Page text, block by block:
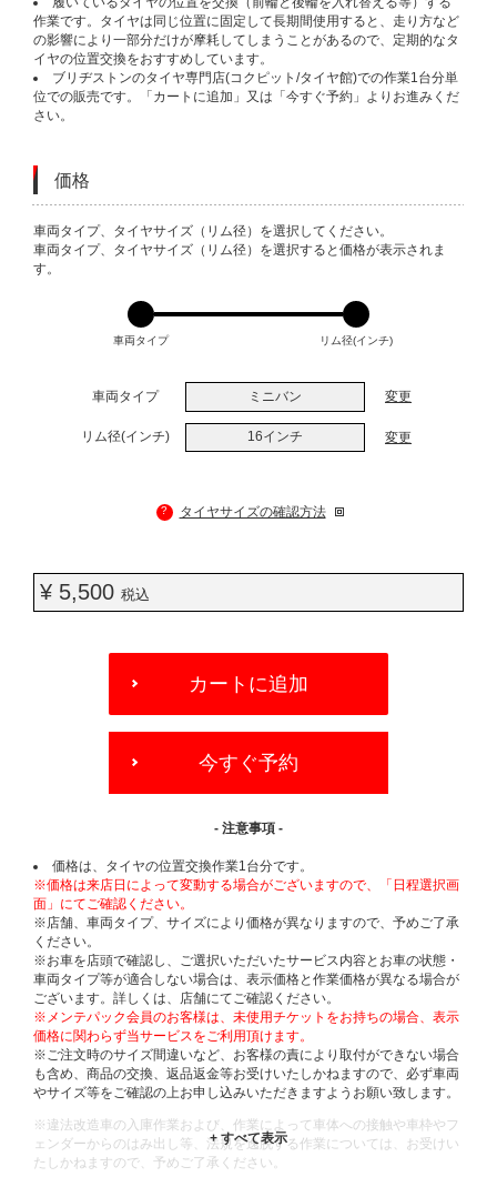
作業です。タイヤは同じ位置に固定して長期間使用すると、走り方など
の影響により一部分だけが摩耗してしまうことがあるので、定期的なタ
イヤの位置交換をおすすめしています。
ブリヂストンのタイヤ専門店(コクピット/タイヤ館)での作業1台分単
位での販売です。「カートに追加」又は「今すぐ予約」よりお進みくだ
さい。
価格
VARIATIONS
車両タイプ、タイヤサイズ（リム径）を選択してください。
車両タイプ、タイヤサイズ（リム径）を選択すると価格が表示されま
す。
車両タイプ リム径(インチ)
車両タイプ ミニバン 変更
リム径(インチ) 16インチ 変更
? タイヤサイズの確認方法
¥ 5,500 税込
OPTIONS
カートに追加
今すぐ予約
- 注意事項 -
価格は、タイヤの位置交換作業1台分です。
※価格は来店日によって変動する場合がございますので、「日程選択画
面」にてご確認ください。
※店舗、車両タイプ、サイズにより価格が異なりますので、予めご了承
ください。
※お車を店頭で確認し、ご選択いただいたサービス内容とお車の状態・
車両タイプ等が適合しない場合は、表示価格と作業価格が異なる場合が
ございます。詳しくは、店舗にてご確認ください。
※メンテパック会員のお客様は、未使用チケットをお持ちの場合、表示
価格に関わらず当サービスをご利用頂けます。
※ご注文時のサイズ間違いなど、お客様の責により取付ができない場合
も含め、商品の交換、返品返金等お受けいたしかねますので、必ず車両
やサイズ等をご確認の上お申し込みいただきますようお願い致します。
※違法改造車の入庫作業および、作業によって車体への接触や車枠やフ
ェンダーからのはみ出し等、法規を逸脱する作業については、お受けい
たしかねますので、予めご了承ください。